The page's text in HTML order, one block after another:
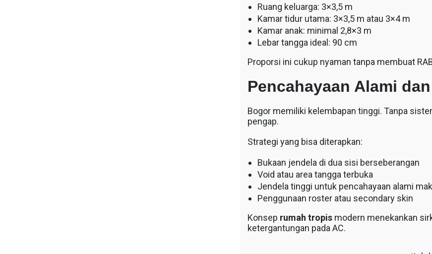
Ruang keluarga: 3×3,5 m
Kamar tidur utama: 3×3,5 m atau 3×4 m
Kamar anak: minimal 2,8×3 m
Lebar tangga ideal: 90 cm
Proporsi ini cukup nyaman tanpa membuat
Pencahayaan Alami
Bogor memiliki kelembapan tinggi. Tanpa
pengap.
Strategi yang bisa diterapkan:
Bukaan jendela di dua sisi berseberangan
Void atau area tangga terbuka
Jendela tinggi untuk pencahayaan alami
Penggunaan roster atau secondary skin
Konsep rumah tropismodern menekankan
ketergantungan pada AC.